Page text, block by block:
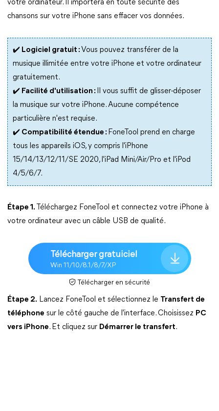
votre ordinateur. Il importera en toute sécurité des
chansons sur votre iPhone sans effacer vos données.
✔️ Logiciel gratuit : Vous pouvez transférer de la
musique illimitée entre votre iPhone et votre ordinateur
gratuitement.
✔️ Facilité d'utilisation :
Il vous suffit de glisser-déposer
la musique sur votre iPhone. Aucune compétence
particulière n'est requise.
✔️ Compatibilité étendue : FoneTool prend en charge
tous les appareils iOS, y compris l'iPhone
15/14/13/12/11/SE 2020, l'iPad Mini/Air/Pro et l'iPod
4/5/6/7.
Étape 1.
Téléchargez FoneTool et connectez votre iPhone à
votre ordinateur avec un câble USB de qualité.
Télécharger gratuiciel
Win 11/10/8.1/8/7/XP
Télécharger en sécurité
Étape 2. Lancez FoneTool et sélectionnez le Transfert de
téléphone sur le côté gauche de l'interface. Choisissez PC
vers iPhone. Et cliquez sur Démarrer le transfert.